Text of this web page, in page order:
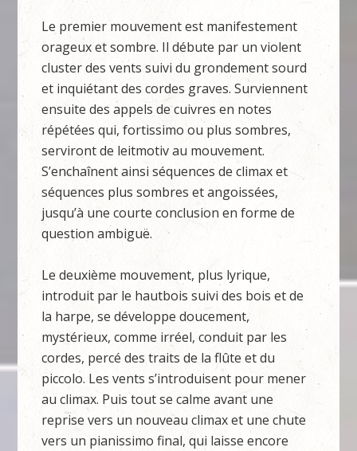
Le premier mouvement est manifestement
orageux et sombre. Il débute par un violent
cluster des vents suivi du grondement sourd
et inquiétant des cordes graves. Surviennent
ensuite des appels de cuivres en notes
répétées qui, fortissimo ou plus sombres,
serviront de leitmotiv au mouvement.
S’enchaînent ainsi séquences de climax et
séquences plus sombres et angoissées,
jusqu’à une courte conclusion en forme de
question ambiguë.
Le deuxième mouvement, plus lyrique,
introduit par le hautbois suivi des bois et de
la harpe, se développe doucement,
mystérieux, comme irréel, conduit par les
cordes, percé des traits de la flûte et du
piccolo. Les vents s’introduisent pour mener
au climax. Puis tout se calme avant une
reprise vers un nouveau climax et une chute
vers un pianissimo final, qui laisse encore